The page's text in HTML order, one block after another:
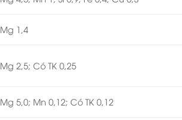
Mg 1,4
Mg 2,5; Có TK 0,25
Mg 5,0; Mn 0,12; Có TK 0,12